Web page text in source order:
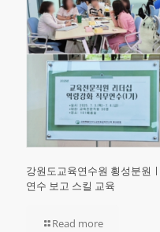
강원도교육연수원 횡성분원
연수 보고 스킬 교육
Read more